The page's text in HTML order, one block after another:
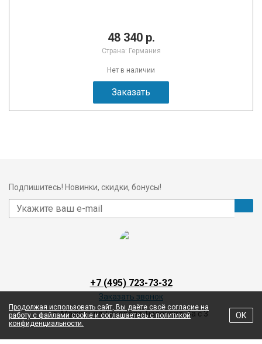
48 340 р.
Страна: Германия
Нет в наличии
Заказать
Подпишитесь! Новинки, скидки, бонусы!
+7 (495) 723-73-32
Заказать звонок
г. Москва, ул. Генерала Тюленева, 4а с 3
Продолжая использовать сайт, Вы даёте своё согласие на
работу с файлами cookie и соглашаетесь с политикой
конфиденциальности.
ОК